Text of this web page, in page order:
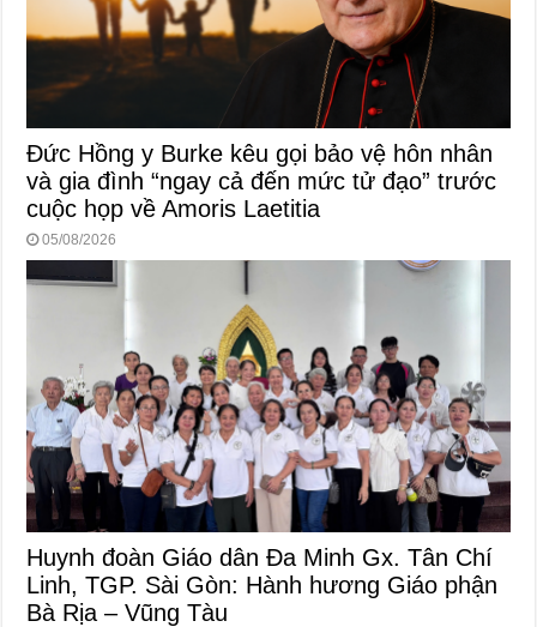
Đức Hồng y Burke kêu gọi bảo vệ hôn nhân
và gia đình “ngay cả đến mức tử đạo” trước
cuộc họp về Amoris Laetitia
05/08/2026
Huynh đoàn Giáo dân Đa Minh Gx. Tân Chí
Linh, TGP. Sài Gòn: Hành hương Giáo phận
Bà Rịa – Vũng Tàu